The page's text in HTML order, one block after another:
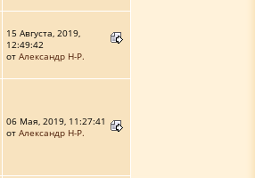
15 Августа, 2019,
12:49:42
от Александр Н-Р.
06 Мая, 2019, 11:27:41
от Александр Н-Р.